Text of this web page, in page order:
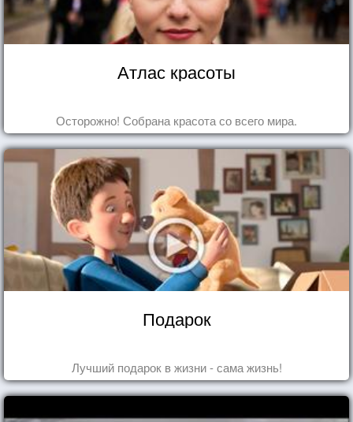
Атлас красоты
Осторожно! Собрана красота со всего мира.
Подарок
Лучший подарок в жизни - сама жизнь!